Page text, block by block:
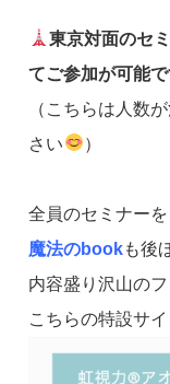
東京対面のセ
てご参加が可能で
（こちらは人数
さい
）
全員のセミナー
魔法のbookも後
内容盛り沢山の
こちらの特設サ